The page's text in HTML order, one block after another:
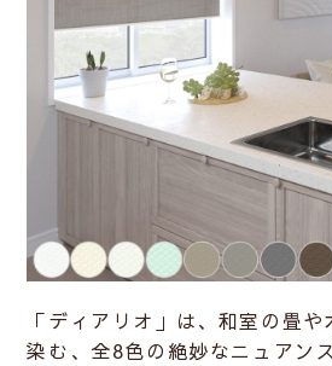
「ディアリオ」は、和室の畳
染む、全8色の絶妙なニュアン